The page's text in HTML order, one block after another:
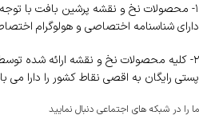
۱- محصولات نخ و نقشه پرشین بافت با
دارای شناسنامه اختصاصی و هولوگرام
۲- کلیه محصولات نخ و نقشه ارائه شده
پستی رایگان به اقصی نقاط کشور را دارا می
ما را در شبکه های اجتماعی دنبال نمایید